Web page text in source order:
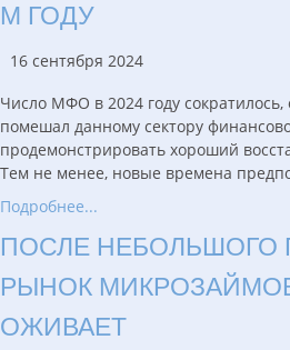
М ГОДУ
16 сентября 2024
Число МФО в 2024 году сократилось,
помешал данному сектору
продемонстрировать хороший
Тем не менее, новые времена
Подробнее...
ПОСЛЕ НЕБОЛЬШОГО
РЫНОК
ОЖИВАЕТ